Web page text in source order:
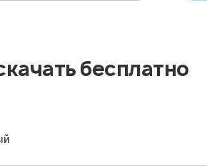
бесплатно